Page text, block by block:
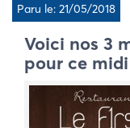
Paru le: 21/05/2018
Voici nos 3
pour ce